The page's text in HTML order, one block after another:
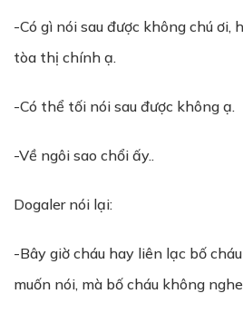
-Có gì nói sau được không chú ơi,
tòa thị chính ạ.
-Có thể tối nói sau được không ạ.
-Về ngôi sao chổi ấy..
Dogaler nói lại:
-Bây giờ cháu hay liên lạc bố
muốn nói, mà bố cháu không